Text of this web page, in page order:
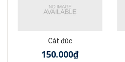
Cát đúc
150.000₫